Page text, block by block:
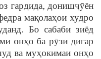
гардида, донишҷӯён
мақолаҳои худро
Бо сабаби зиёд
онҳо ба рӯзи дигар
ва муҳокимаи онҳо